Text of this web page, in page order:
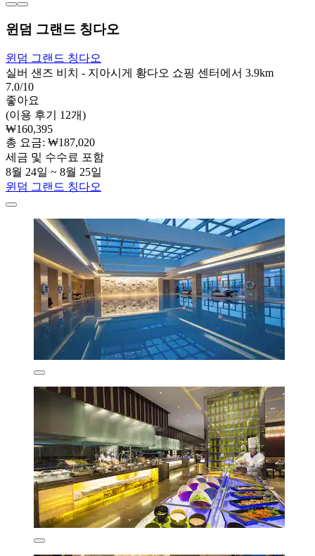
윈덤 그랜드 칭다오
윈덤 그랜드 칭다오
실버 샌즈 비치 - 지아시게 황다오 쇼핑 센터에서 3.9km
7.0/10
좋아요
(이용 후기 12개)
₩160,395
총 요금: ₩187,020
세금 및 수수료 포함
8월 24일 ~ 8월 25일
윈덤 그랜드 칭다오